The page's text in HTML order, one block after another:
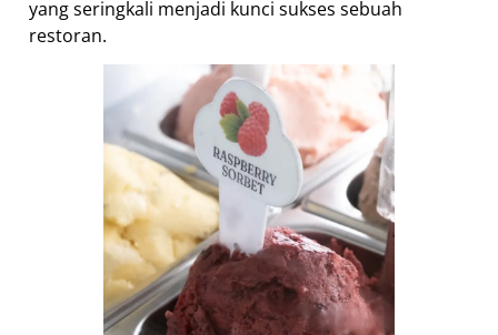
yang seringkali menjadi kunci sukses sebuah
restoran.